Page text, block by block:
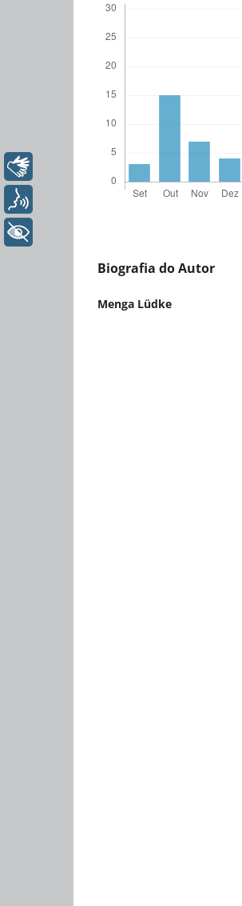
Biografia do Autor
Menga Lüdke